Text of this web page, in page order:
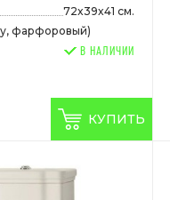
72x39x41 см.
фарфоровый)
В НАЛИЧИИ
КУПИТЬ